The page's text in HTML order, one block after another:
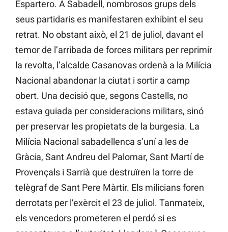
Espartero. A Sabadell, nombrosos grups dels
seus partidaris es manifestaren exhibint el seu
retrat. No obstant això, el 21 de juliol, davant el
temor de l’arribada de forces militars per reprimir
la revolta, l’alcalde Casanovas ordenà a la Milícia
Nacional abandonar la ciutat i sortir a camp
obert. Una decisió que, segons Castells, no
estava guiada per consideracions militars, sinó
per preservar les propietats de la burgesia. La
Milícia Nacional sabadellenca s’uní a les de
Gràcia, Sant Andreu del Palomar, Sant Martí de
Provençals i Sarrià que destruïren la torre de
telègraf de Sant Pere Màrtir. Els milicians foren
derrotats per l’exèrcit el 23 de juliol. Tanmateix,
els vencedors prometeren el perdó si es